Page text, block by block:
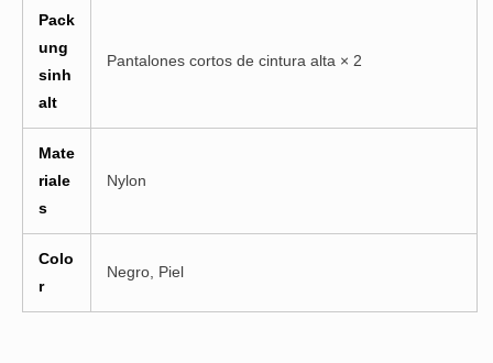
Pack
ung
sinh
alt
Pantalones cortos de cintura alta × 2
Mate
riale
s
Nylon
Colo
r
Negro, Piel